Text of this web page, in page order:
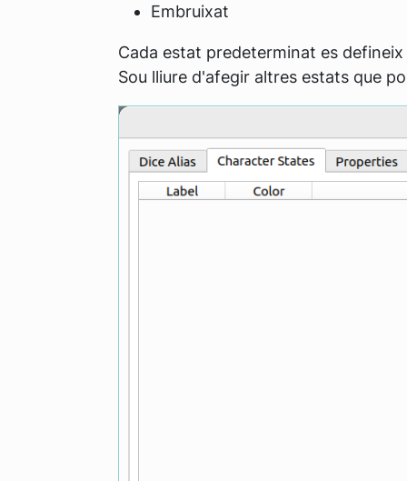
Embruixat
Cada estat predeterminat es
Sou lliure d'afegir altres estats que